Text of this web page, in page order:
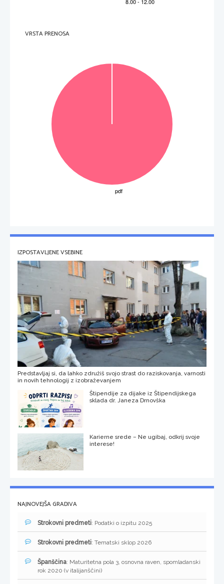
VRSTA PRENOSA
IZPOSTAVLJENE VSEBINE
Predstavljaj si, da lahko združiš svojo strast do raziskovanja, varnosti
in novih tehnologij z izobraževanjem
Štipendije za dijake iz Štipendijskega
sklada dr. Janeza Drnovška
Karierne srede – Ne ugibaj, odkrij svoje
interese!
NAJNOVEJŠA GRADIVA
Strokovni predmeti: Podatki o izpitu 2025
Strokovni predmeti: Tematski sklop 2026
Španščina: Maturitetna pola 3, osnovna raven, spomladanski
rok 2020 (v italijanščini)